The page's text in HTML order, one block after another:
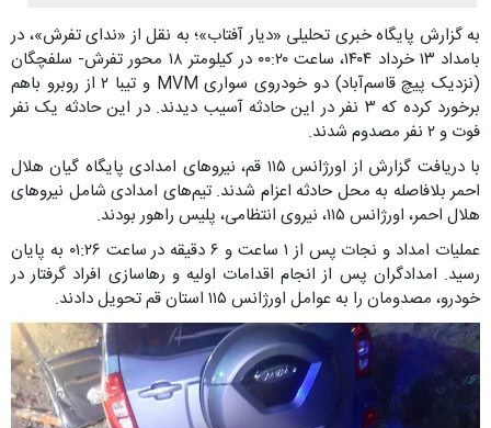
به گزارش پایگاه خبری تحلیلی «دیار آفتاب»؛ به نقل از «ندای تفرش»، در
بامداد ۱۳ خرداد ۱۴۰۴، ساعت ۰۰:۲۰ در کیلومتر ۱۸ محور تفرش- سلفچگان
(نزدیک پیچ قاسم‌آباد) دو خودروی سواری MVM و تیبا ۲ از روبرو باهم
برخورد کرده که ۳ نفر در این حادثه آسیب دیدند. در این حادثه یک نفر
فوت و ۲ نفر مصدوم شدند.
با دریافت گزارش از اورژانس ۱۱۵ قم، نیروهای امدادی پایگاه گیان هلال
احمر بلافاصله به محل حادثه اعزام شدند. تیم‌های امدادی شامل نیروهای
هلال احمر، اورژانس ۱۱۵، نیروی انتظامی، پلیس راهور بودند.
عملیات امداد و نجات پس از ۱ ساعت و ۶ دقیقه در ساعت ۰۱:۲۶ به پایان
رسید. امدادگران پس از انجام اقدامات اولیه و رهاسازی افراد گرفتار در
خودرو، مصدومان را به عوامل اورژانس ۱۱۵ استان قم تحویل دادند.